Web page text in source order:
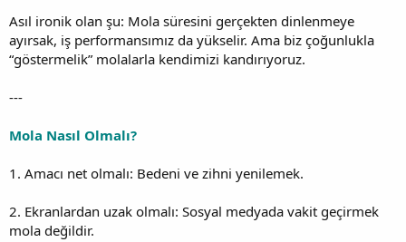
Asıl ironik olan şu: Mola süresini gerçekten dinlenmeye
ayırsak, iş performansımız da yükselir. Ama biz çoğunlukla
“göstermelik” molalarla kendimizi kandırıyoruz.
---
Mola Nasıl Olmalı?
1. Amacı net olmalı: Bedeni ve zihni yenilemek.
2. Ekranlardan uzak olmalı: Sosyal medyada vakit geçirmek
mola değildir.